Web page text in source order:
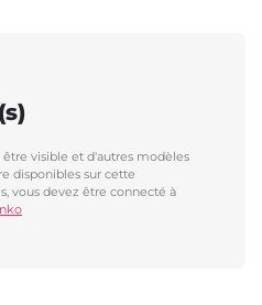
visible et d'autres modèles
disponibles sur cette
vous devez être connecté à